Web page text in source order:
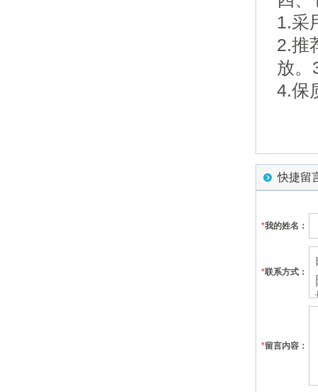
1.采
2.推
放。
4.保
快捷留
*我的姓名：
*联系方式：
*留言内容：